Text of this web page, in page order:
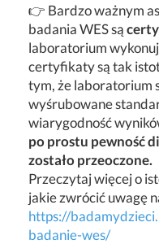
👉 Bardzo ważnym
badania WES są
laboratorium
certyfikaty są tak
tym, że laboratorium
wyśrubowane
wiarygodność
po prostu pewność
zostało przeoczone.
Przeczytaj więcej o
jakie zwrócić uwagę
https://
badanie-wes/